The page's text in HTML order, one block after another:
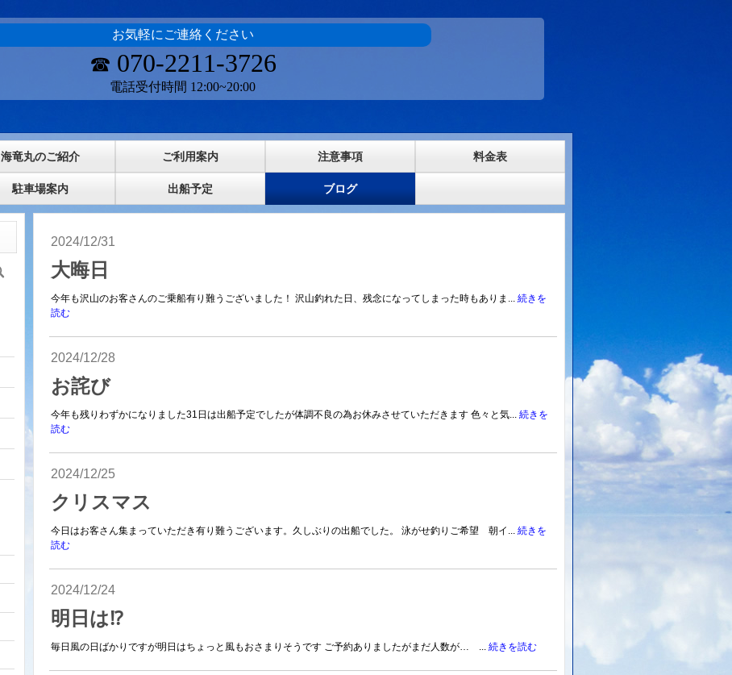
お気軽にご連絡ください
☎ 070-2211-3726
電話受付時間 12:00~20:00
海竜丸のご紹介 ご利用案内 注意事項 料金表
駐車場案内 出船予定 ブログ
2024/12/31
大晦日
今年も沢山のお客さんのご乗船有り難うございました！ 沢山釣れた日、残念になってしまった時もありま... 続きを
読む
2024/12/28
お詫び
今年も残りわずかになりました31日は出船予定でしたが体調不良の為お休みさせていただきます 色々と気... 続きを
読む
2024/12/25
クリスマス
今日はお客さん集まっていただき有り難うございます。久しぶりの出船でした。 泳がせ釣りご希望 朝イ... 続きを
読む
2024/12/24
明日は⁉️
毎日風の日ばかりですが明日はちょっと風もおさまりそうです ご予約ありましたがまだ人数が… ... 続きを読む